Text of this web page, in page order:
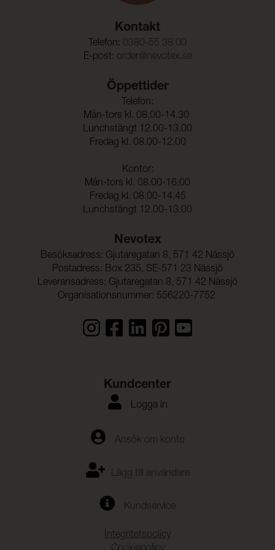
Dimensionsändring Varp: - 2,3 %
Dimensionsändring Väft:
ISO 105-C06
4-5
Färghärdighet mot
ISO 105-D01
4-5
Färghärdighet mot
5 (ISO 105-E01)
Kontakt
Telefon: 0380-55 38 00
E-post: order@nevotex.se
Öppettider
Telefon:
Mån-tors kl. 08.00-14.30
Lunchstängt 12.00-13.00
Fredag kl. 08.00-12.00
Kontor:
Mån-tors kl. 08.00-16.00
Fredag kl. 08.00-14.45
Lunchstängt 12.00-13.00
Nevotex
Besöksadress: Gjutaregatan 8, 571 42 Nässjö
Postadress: Box 235, SE-571 23 Nässjö
Leveransadress: Gjutaregatan 8, 571 42 Nässjö
Organisationsnummer: 556220-7752
Kundcenter
Logga in
Ansök om konto
Lägg till användare
Kundservice
Integritetspolicy